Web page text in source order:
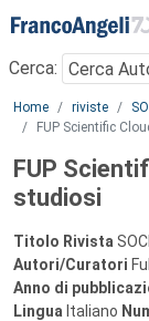
Menu
Cerca:
Main content
Home riviste
FUP Scientific
FUP
studiosi
Titolo Rivista
Autori/Curatori
Anno di
Lingua Italiano